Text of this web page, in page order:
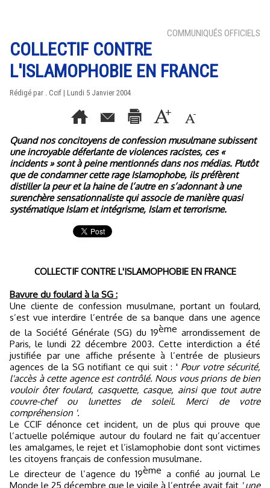
COMMUNIQUÉS OFFICIELS
COLLECTIF CONTRE
L'ISLAMOPHOBIE EN FRANCE
Rédigé par . Ccif | Lundi 5 Janvier 2004
Quand nos concitoyens de confession musulmane subissent
une incroyable déferlante de violences racistes, ces «
incidents » sont à peine mentionnés dans nos médias. Plutôt
que de condamner cette rage Islamophobe, ils préfèrent
distiller la peur et la haine de l’autre en s’adonnant à une
surenchère sensationnaliste qui associe de manière quasi
systématique Islam et intégrisme, Islam et terrorisme.
COLLECTIF CONTRE L'ISLAMOPHOBIE EN FRANCE
Bavure du foulard à la SG :
Une cliente de confession musulmane, portant un foulard,
s’est vue interdire l’entrée de sa banque dans une agence
de la Société Générale (SG) du 19ème arrondissement de
Paris, le lundi 22 décembre 2003. Cette interdiction a été
justifiée par une affiche présente à l’entrée de plusieurs
agences de la SG notifiant ce qui suit : ' Pour votre sécurité,
l'accès à cette agence est contrôlé. Nous vous prions de bien
vouloir ôter foulard, casquette, casque, ainsi que tout autre
couvre-chef ou lunettes de soleil. Merci de votre
compréhension '.
Le CCIF dénonce cet incident, un de plus qui prouve que
l’actuelle polémique autour du foulard ne fait qu’accentuer
les amalgames, le rejet et l’islamophobie dont sont victimes
les citoyens français de confession musulmane.
Le directeur de l’agence du 19ème a confié au journal Le
Monde le 25 décembre que le vigile à l’entrée avait fait ' une